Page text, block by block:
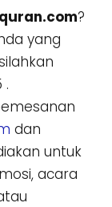
?
yang
.
dan
untuk
acara